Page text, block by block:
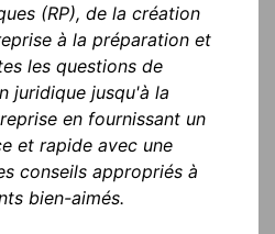
(RP), de la création
à la préparation et
les questions de
juridique jusqu'à la
en fournissant un
et rapide avec une
conseils appropriés à
bien-aimés.